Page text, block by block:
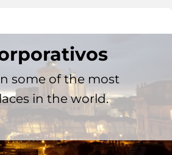
some of the most
in the world.